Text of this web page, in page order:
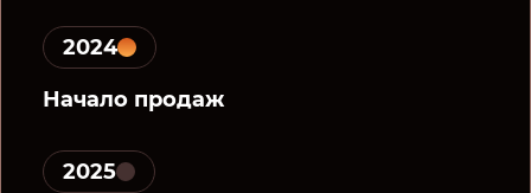
2024
Начало продаж
2025